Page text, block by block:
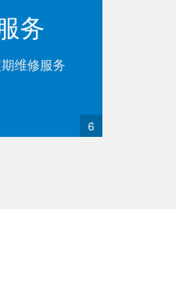
务
维修服务
6